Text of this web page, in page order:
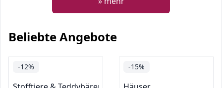
Beliebte Angebote
-12% -15%